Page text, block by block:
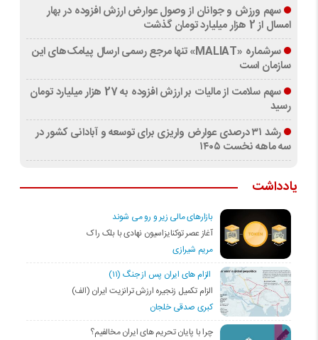
سهم ورزش و جوانان از وصول عوارض ارزش افزوده در بهار
امسال از 2 هزار میلیارد تومان گذشت
سرشماره «MALIAT» تنها مرجع رسمی ارسال پیامک‌های این
سازمان است
سهم سلامت از مالیات بر ارزش افزوده به 27 هزار میلیارد تومان
رسید
رشد ۳۱ درصدی عوارض واریزی برای توسعه و آبادانی کشور در
سه ماهه نخست ۱۴۰۵
یادداشت
بازارهای مالی زیر و رو می شوند
آغاز عصر توکنایزاسیون نهادی با بلک راک
مریم شیرازی
الزام های ایران پس از جنگ (۱۱)
الزام تکمیل زنجیره ارزش ترانزیت ایران (الف)
کبری صدقی خلجان
چرا با پایان تحریم های ایران مخالفیم؟